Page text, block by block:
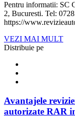
Pentru informatii: SC
2, Bucuresti. Tel:
https://
VEZI MAI MULT
Distribuie pe
Avantajele
autorizate RAR